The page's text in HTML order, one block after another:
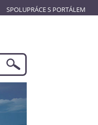
SPOLUPRÁCE S PORTÁLEM